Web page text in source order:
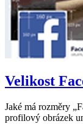
Velikost
Jaké má rozměry
profilový obrázek